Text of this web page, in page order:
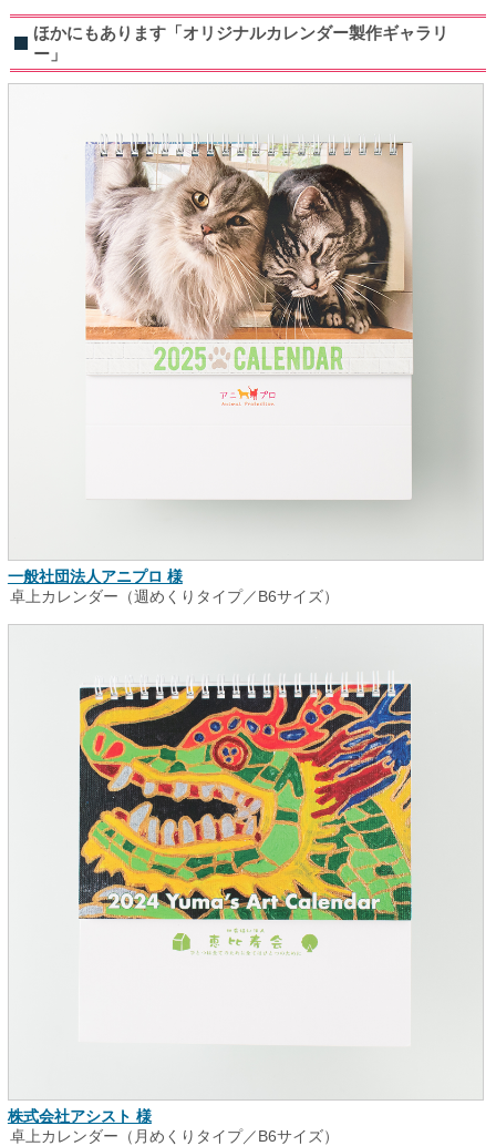
ほかにもあります「オリジナルカレンダー製作ギャラリ
ー」
一般社団法人アニプロ 様
卓上カレンダー（週めくりタイプ／B6サイズ）
株式会社アシスト 様
卓上カレンダー（月めくりタイプ／B6サイズ）